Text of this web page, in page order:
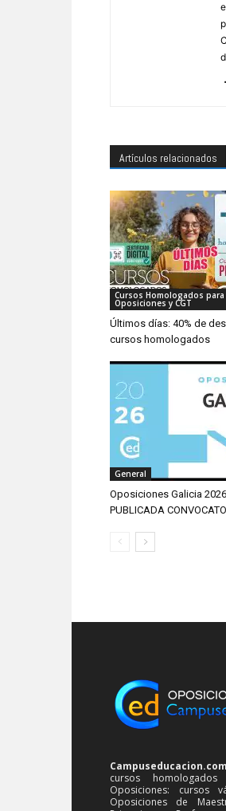
Artículos relacionados
Cursos Homologados para
Oposiciones y CGT
Últimos días: 40% de
cursos homologados
General
Oposiciones Galicia
PUBLICADA
Campuseducacion.com
cursos
Oposiciones: cursos
Oposiciones de